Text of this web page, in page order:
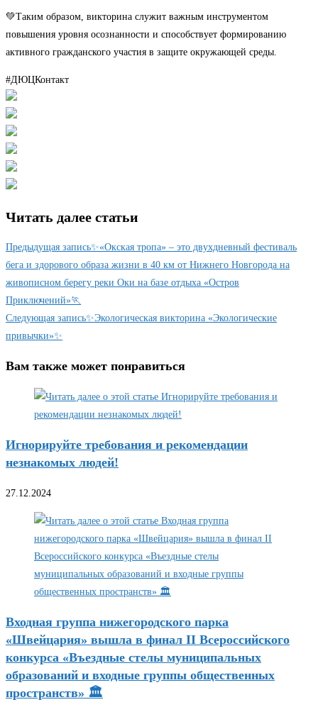
💚Таким образом, викторина служит важным инструментом
повышения уровня осознанности и способствует формированию
активного гражданского участия в защите окружающей среды.
#ДЮЦКонтакт
Читать далее статьи
Предыдущая запись✨«Окская тропа» – это двухдневный фестиваль
бега и здорового образа жизни в 40 км от Нижнего Новгорода на
живописном берегу реки Оки на базе отдыха «Остров
Приключений»🏃
Следующая запись✨Экологическая викторина «Экологические
привычки»✨
Вам также может понравиться
Игнорируйте требования и рекомендации
незнакомых людей!
27.12.2024
Входная группа нижегородского парка
«Швейцария» вышла в финал II Всероссийского
конкурса «Въездные стелы муниципальных
образований и входные группы общественных
пространств» 🏛